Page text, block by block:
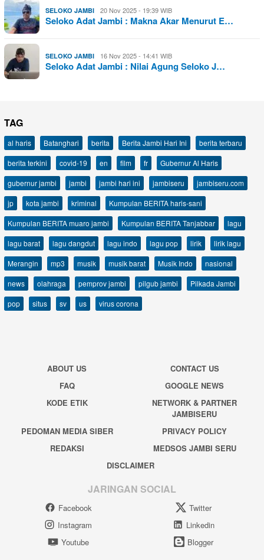
SELOKO JAMBI 20 Nov 2025 - 19:39 WIB
Seloko Adat Jambi : Makna Akar Menurut E…
SELOKO JAMBI 16 Nov 2025 - 14:41 WIB
Seloko Adat Jambi : Nilai Agung Seloko J…
TAG
al haris Batanghari berita Berita Jambi Hari Ini
berita terbaru
berita terkini
covid-19 en film fr
Gubernur Al Haris
gubernur jambi
jambi jambi hari ini jambiseru
jambiseru.com
jp
kota jambi kriminal
Kumpulan BERITA haris-sani
Kumpulan BERITA muaro jambi
Kumpulan BERITA Tanjabbar
lagu
lagu barat
lagu dangdut lagu indo lagu pop lirik
lirik lagu
Merangin
mp3 musik musik barat Musik Indo
nasional
news
olahraga pemprov jambi pilgub jambi
Pilkada Jambi
pop
situs sv us virus corona
ABOUT US
CONTACT US
FAQ
GOOGLE NEWS
KODE ETIK
NETWORK & PARTNER
JAMBISERU
PEDOMAN MEDIA SIBER
PRIVACY POLICY
REDAKSI
MEDSOS JAMBI SERU
DISCLAIMER
JARINGAN SOCIAL
Facebook
Twitter
Instagram
Linkedin
Youtube
Blogger